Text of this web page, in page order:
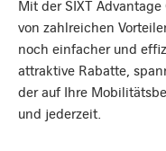
Mit der SIXT
von zahlreichen
noch einfacher und
attraktive Rabatte,
der auf Ihre
und jederzeit.